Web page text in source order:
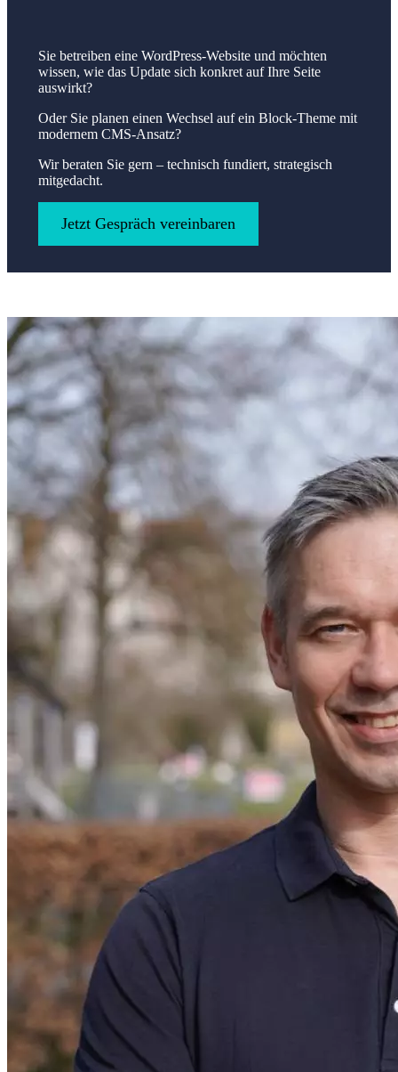
Sie betreiben eine WordPress-Website und möchten
wissen, wie das Update sich konkret auf Ihre Seite
auswirkt?
Oder Sie planen einen Wechsel auf ein Block-Theme mit
modernem CMS-Ansatz?
Wir beraten Sie gern – technisch fundiert, strategisch
mitgedacht.
Jetzt Gespräch vereinbaren